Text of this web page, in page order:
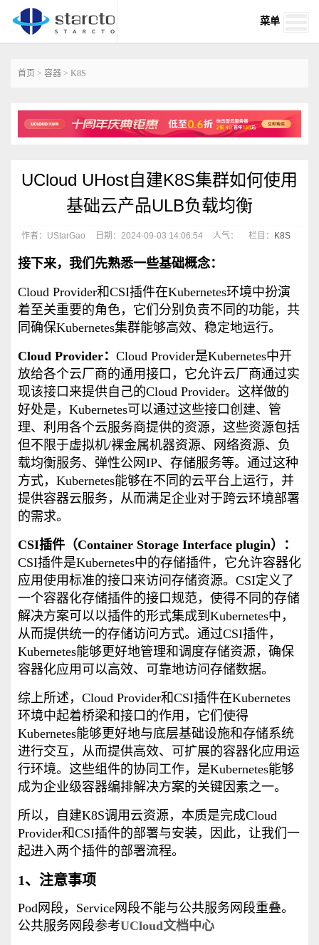
菜单
首页 > 容器 > K8S
UCloud UHost自建K8S集群如何使用
基础云产品ULB负载均衡
作者：UStarGao 日期：2024-09-03 14:06:54 人气： 栏目： K8S
接下来，我们先熟悉一些基础概念：
Cloud Provider和CSI插件在Kubernetes环境中扮演
着至关重要的角色，它们分别负责不同的功能，共
同确保Kubernetes集群能够高效、稳定地运行。
Cloud Provider： Cloud Provider是Kubernetes中开
放给各个云厂商的通用接口，它允许云厂商通过实
现该接口来提供自己的Cloud Provider。这样做的
好处是，Kubernetes可以通过这些接口创建、管
理、利用各个云服务商提供的资源，这些资源包括
但不限于虚拟机/裸金属机器资源、网络资源、负
载均衡服务、弹性公网IP、存储服务等。通过这种
方式，Kubernetes能够在不同的云平台上运行，并
提供容器云服务，从而满足企业对于跨云环境部署
的需求。
CSI插件（Container Storage Interface plugin）：
CSI插件是Kubernetes中的存储插件，它允许容器化
应用使用标准的接口来访问存储资源。CSI定义了
一个容器化存储插件的接口规范，使得不同的存储
解决方案可以以插件的形式集成到Kubernetes中，
从而提供统一的存储访问方式。通过CSI插件，
Kubernetes能够更好地管理和调度存储资源，确保
容器化应用可以高效、可靠地访问存储数据。
综上所述，Cloud Provider和CSI插件在Kubernetes
环境中起着桥梁和接口的作用，它们使得
Kubernetes能够更好地与底层基础设施和存储系统
进行交互，从而提供高效、可扩展的容器化应用运
行环境。这些组件的协同工作，是Kubernetes能够
成为企业级容器编排解决方案的关键因素之一。
所以，自建K8S调用云资源，本质是完成Cloud
Provider和CSI插件的部署与安装，因此，让我们一
起进入两个插件的部署流程。
1、注意事项
Pod网段，Service网段不能与公共服务网段重叠。
公共服务网段参考UCloud文档中心